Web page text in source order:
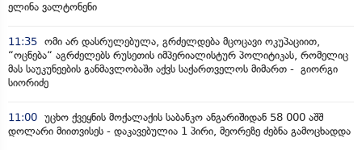
ელინა ვალტონენი
11:35 ომი არ დასრულებულა, გრძელდება მცოცავი ოკუპაციით,
“ოცნება“ აგრძელებს რუსეთის იმპერიალისტურ პოლიტიკას, რომელიც
მას საუკუნეების განმავლობაში აქვს საქართველოს მიმართ - გიორგი
სიორიძე
11:00 უცხო ქვეყნის მოქალაქის საბანკო ანგარიშიდან 58 000 აშშ
დოლარი მიითვისეს - დაკავებულია 1 პირი, მეორეზე ძებნა გამოცხადდა